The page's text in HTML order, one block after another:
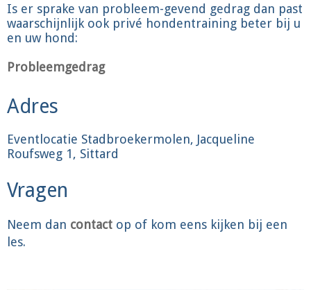
Is er sprake van probleem-gevend gedrag dan past
waarschijnlijk ook privé hondentraining beter bij u
en uw hond:
Probleemgedrag
Adres
Eventlocatie Stadbroekermolen, Jacqueline
Roufsweg 1, Sittard
Vragen
Neem dan contact op of kom eens kijken bij een
les.